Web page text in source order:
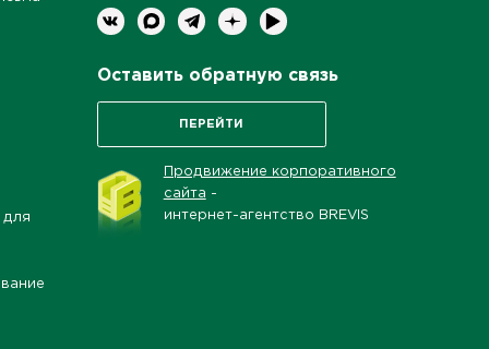
Оставить обратную связь
ПЕРЕЙТИ
Продвижение корпоративного
сайта -
интернет-агентство BREVIS